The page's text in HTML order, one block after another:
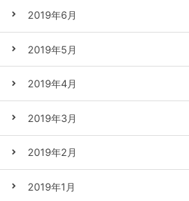
2019年6月
2019年5月
2019年4月
2019年3月
2019年2月
2019年1月